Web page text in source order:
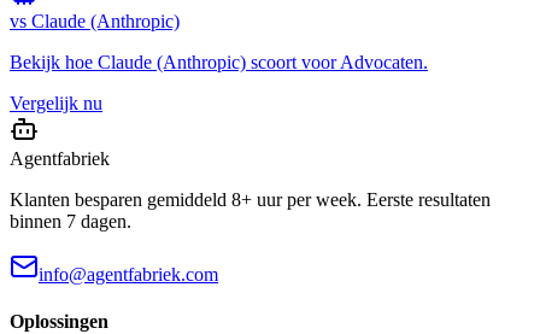
vs Claude (Anthropic)
Bekijk hoe Claude (Anthropic) scoort voorAdvocaten.
Vergelijk nu
Agentfabriek
Klanten besparen gemiddeld 8+ uur per week. Eerste resultaten
binnen 7 dagen.
info@agentfabriek.com
Oplossingen